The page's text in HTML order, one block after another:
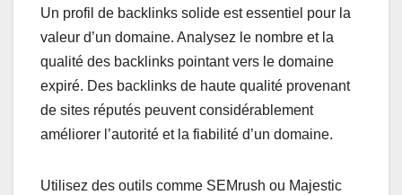
Un profil de backlinks solide est essentiel pour la
valeur d’un domaine. Analysez le nombre et la
qualité des backlinks pointant vers le domaine
expiré. Des backlinks de haute qualité provenant
de sites réputés peuvent considérablement
améliorer l’autorité et la fiabilité d’un domaine.
Utilisez des outils comme SEMrush ou Majestic